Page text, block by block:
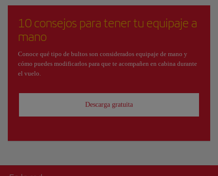
10 consejos para tener tu equipaje a
mano
Conoce qué tipo de bultos son considerados equipaje de mano y
cómo puedes modificarlos para que te acompañen en cabina durante
el vuelo.
Descarga gratuita